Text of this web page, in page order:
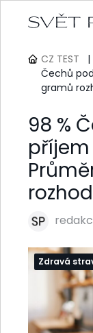
CZ TEST |
Čechů
gramů
98 %
Zdravá